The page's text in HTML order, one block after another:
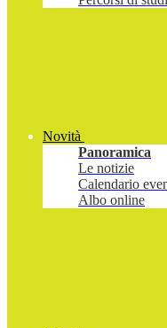
Novità
Panoramica
Le notizie
Calendario
Albo online